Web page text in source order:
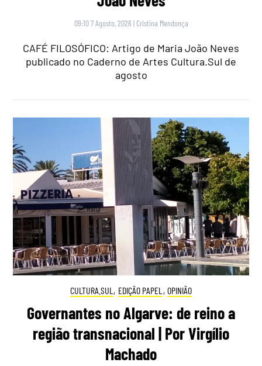
09:10 7 Agosto, 2026 | Cristina Mendonça
CAFÉ FILOSÓFICO: Artigo de Maria João Neves
publicado no Caderno de Artes Cultura.Sul de
agosto
CULTURA.SUL , EDIÇÃO PAPEL , OPINIÃO
Governantes no Algarve: de reino a
região transnacional | Por Virgílio
Machado